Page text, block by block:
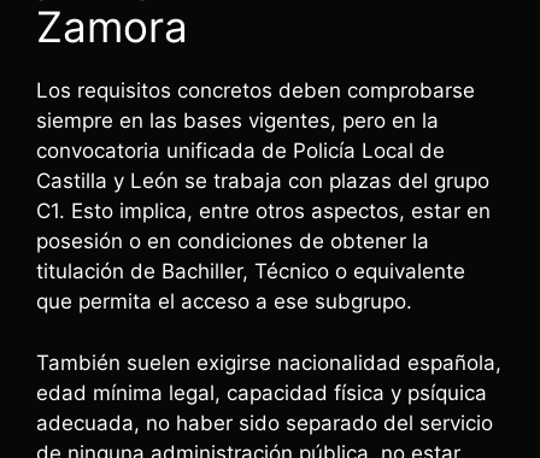
Zamora
Los requisitos concretos deben comprobarse
siempre en las bases vigentes, pero en la
convocatoria unificada de Policía Local de
Castilla y León se trabaja con plazas del grupo
C1. Esto implica, entre otros aspectos, estar en
posesión o en condiciones de obtener la
titulación de Bachiller, Técnico o equivalente
que permita el acceso a ese subgrupo.
También suelen exigirse nacionalidad española,
edad mínima legal, capacidad física y psíquica
adecuada, no haber sido separado del servicio
de ninguna administración pública, no estar